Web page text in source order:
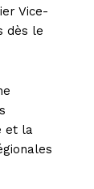
Vice-
dès le
et la